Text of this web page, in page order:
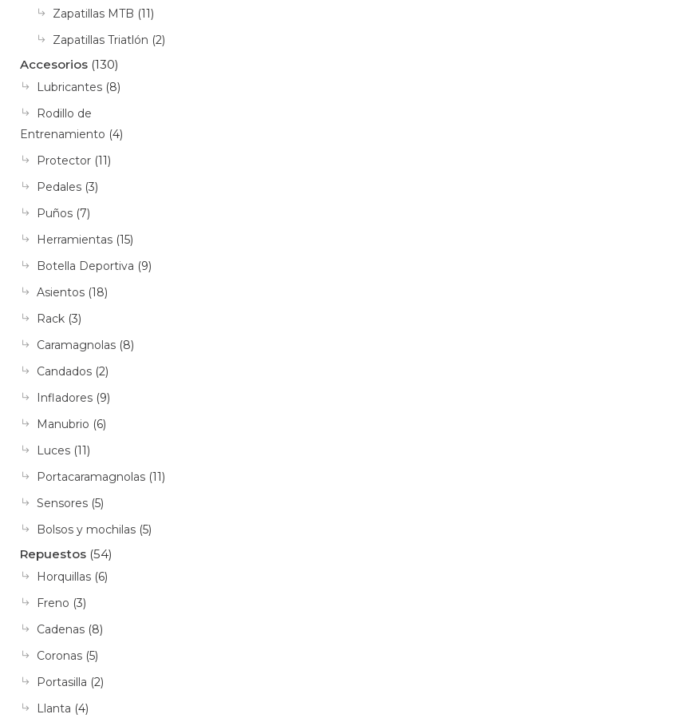
Zapatillas MTB (11)
Zapatillas Triatlón (2)
Accesorios (130)
Lubricantes (8)
Rodillo de
Entrenamiento (4)
Protector (11)
Pedales (3)
Puños (7)
Herramientas (15)
Botella Deportiva (9)
Asientos (18)
Rack (3)
Caramagnolas (8)
Candados (2)
Infladores (9)
Manubrio (6)
Luces (11)
Portacaramagnolas (11)
Sensores (5)
Bolsos y mochilas (5)
Repuestos (54)
Horquillas (6)
Freno (3)
Cadenas (8)
Coronas (5)
Portasilla (2)
Llanta (4)